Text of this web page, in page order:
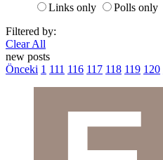
Links only
Polls only
Filtered by:
Clear All
new posts
Önceki 1 111 116 117 118 119 120